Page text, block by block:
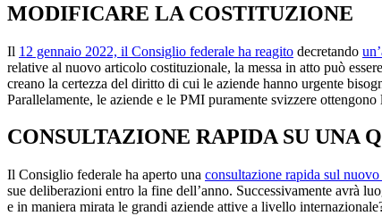
MODIFICARE LA COSTITUZIONE
Il 12 gennaio 2022, il Consiglio federale ha reagito decretando
relative al nuovo articolo costituzionale, la messa in atto può
creano la certezza del diritto di cui le aziende hanno urgente
Parallelamente, le aziende e le PMI puramente svizzere
CONSULTAZIONE RAPIDA SU UNA
Il Consiglio federale ha aperto una consultazione rapida sul
sue deliberazioni entro la fine dell’anno. Successivamente avrà
e in maniera mirata le grandi aziende attive a livello